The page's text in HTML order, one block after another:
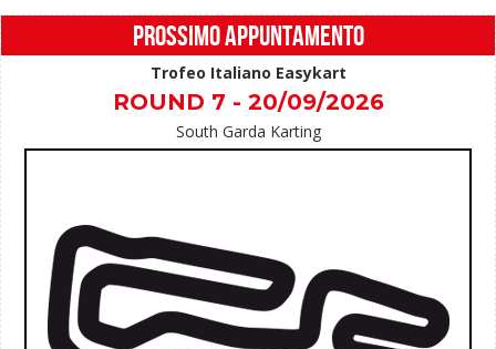
PROSSIMO APPUNTAMENTO
Trofeo Italiano Easykart
ROUND 7 - 20/09/2026
South Garda Karting